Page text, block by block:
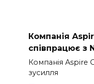
Компанія
співпрацює з
Компанія Aspire
зусилля